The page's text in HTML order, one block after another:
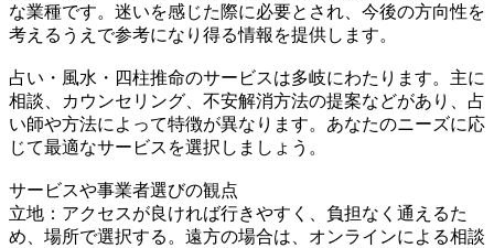
な業種です。迷いを感じた際に必要とされ、今後の方向性を
考えるうえで参考になり得る情報を提供します。
占い・風水・四柱推命のサービスは多岐にわたります。主に
相談、カウンセリング、不安解消方法の提案などがあり、占
い師や方法によって特徴が異なります。あなたのニーズに応
じて最適なサービスを選択しましょう。
サービスや事業者選びの観点
立地：アクセスが良ければ行きやすく、負担なく通えるた
め、場所で選択する。遠方の場合は、オンラインによる相談